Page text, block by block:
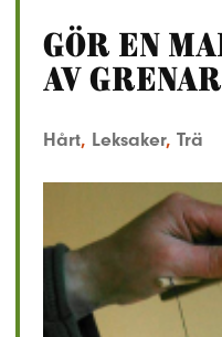
Gör en
av grenar
Hårt, Leksaker, Trä